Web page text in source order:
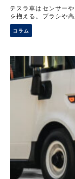
テスラ車はセンサー
を抱える。ブラシや
やワイパー作動によ
るケースが増えてい
忘れや保証対象外の
コラム